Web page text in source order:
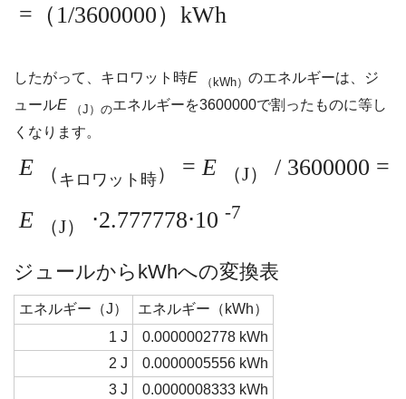
=（1/3600000）kWh
したがって、キロワット時E （kWh） のエネルギーは、ジ
ュールE （J）のエネルギーを3600000で割ったものに等し
くなります。
E （ キロワット時） =E （J）
/ 3600000 =
E
（J） ⋅2.777778⋅10 -7
ジュールからkWhへの変換表
エネルギー（J）
エネルギー（kWh）
1 J
0.0000002778 kWh
2 J
0.0000005556 kWh
3 J
0.0000008333 kWh